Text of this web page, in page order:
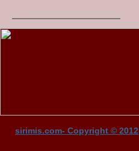
sirimis.com- Copyright © 2012